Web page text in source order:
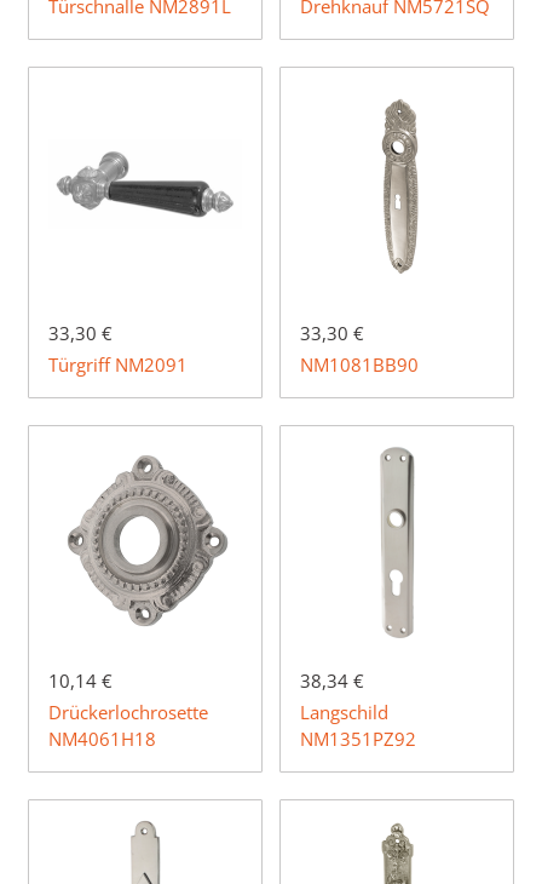
Türschnalle NM2891L
Drehknauf NM5721SQ
33,30 €
Türgriff NM2091
33,30 €
NM1081BB90
10,14 €
Drückerlochrosette
NM4061H18
38,34 €
Langschild
NM1351PZ92